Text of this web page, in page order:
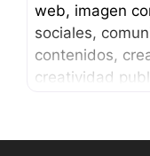
web, imagen
sociales,
contenidos,
creatividad
impresión